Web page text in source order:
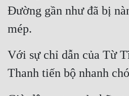
Đường gần như đã bị
mép.
Với sự chỉ dẫn của Từ
Thanh tiến bộ nhanh